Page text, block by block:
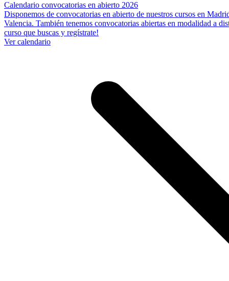
Calendario convocatorias en abierto 2026
Disponemos de convocatorias en abierto de nuestros cursos en
Valencia. También tenemos convocatorias abiertas en modalidad a
curso que buscas y regístrate!
Ver calendario